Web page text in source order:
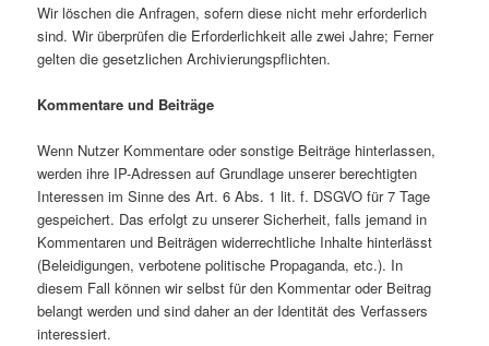
Wir löschen die Anfragen, sofern diese nicht mehr erforderlich
sind. Wir überprüfen die Erforderlichkeit alle zwei Jahre; Ferner
gelten die gesetzlichen Archivierungspflichten.
Kommentare und Beiträge
Wenn Nutzer Kommentare oder sonstige Beiträge hinterlassen,
werden ihre IP-Adressen auf Grundlage unserer berechtigten
Interessen im Sinne des Art. 6 Abs. 1 lit. f. DSGVO für 7 Tage
gespeichert. Das erfolgt zu unserer Sicherheit, falls jemand in
Kommentaren und Beiträgen widerrechtliche Inhalte hinterlässt
(Beleidigungen, verbotene politische Propaganda, etc.). In
diesem Fall können wir selbst für den Kommentar oder Beitrag
belangt werden und sind daher an der Identität des Verfassers
interessiert.